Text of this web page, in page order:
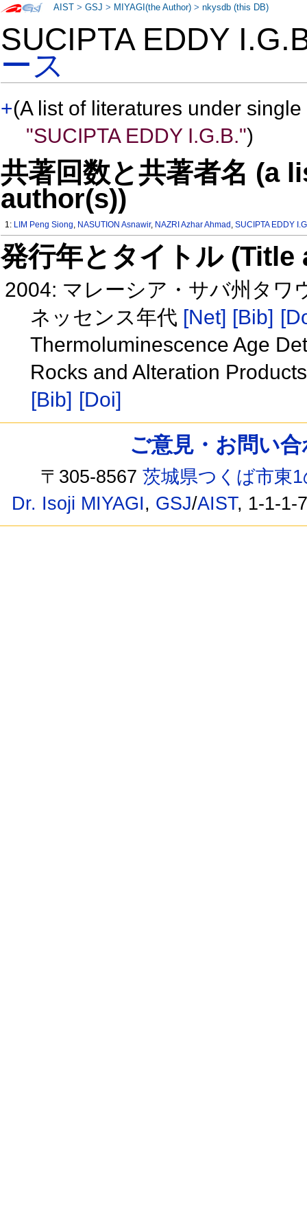
SUCIPTA EDDY
ース
+(A list of literatures under
"SUCIPTA EDDY I.G.B.")
共著回数と共著者名 (a
author(s))
1: LIM Peng Siong, NASUTION Asnawir, NAZRI Azhar Ahmad ,SUCIPTA EDDY
発行年とタイトル
2004: マレーシア・サバ州タワ
ネッセンス年代 [Net] [Bib]
Thermoluminescence Age
Rocks and Alteration
[Bib] [Doi]
AIST >GSJ > MIYAGI(the Author) >nkysdb (this DB)
ご意見・お問い
〒305-8567茨城県つくば市東
Dr. Isoji MIYAGI, GSJ/AIST, 1-1-1-